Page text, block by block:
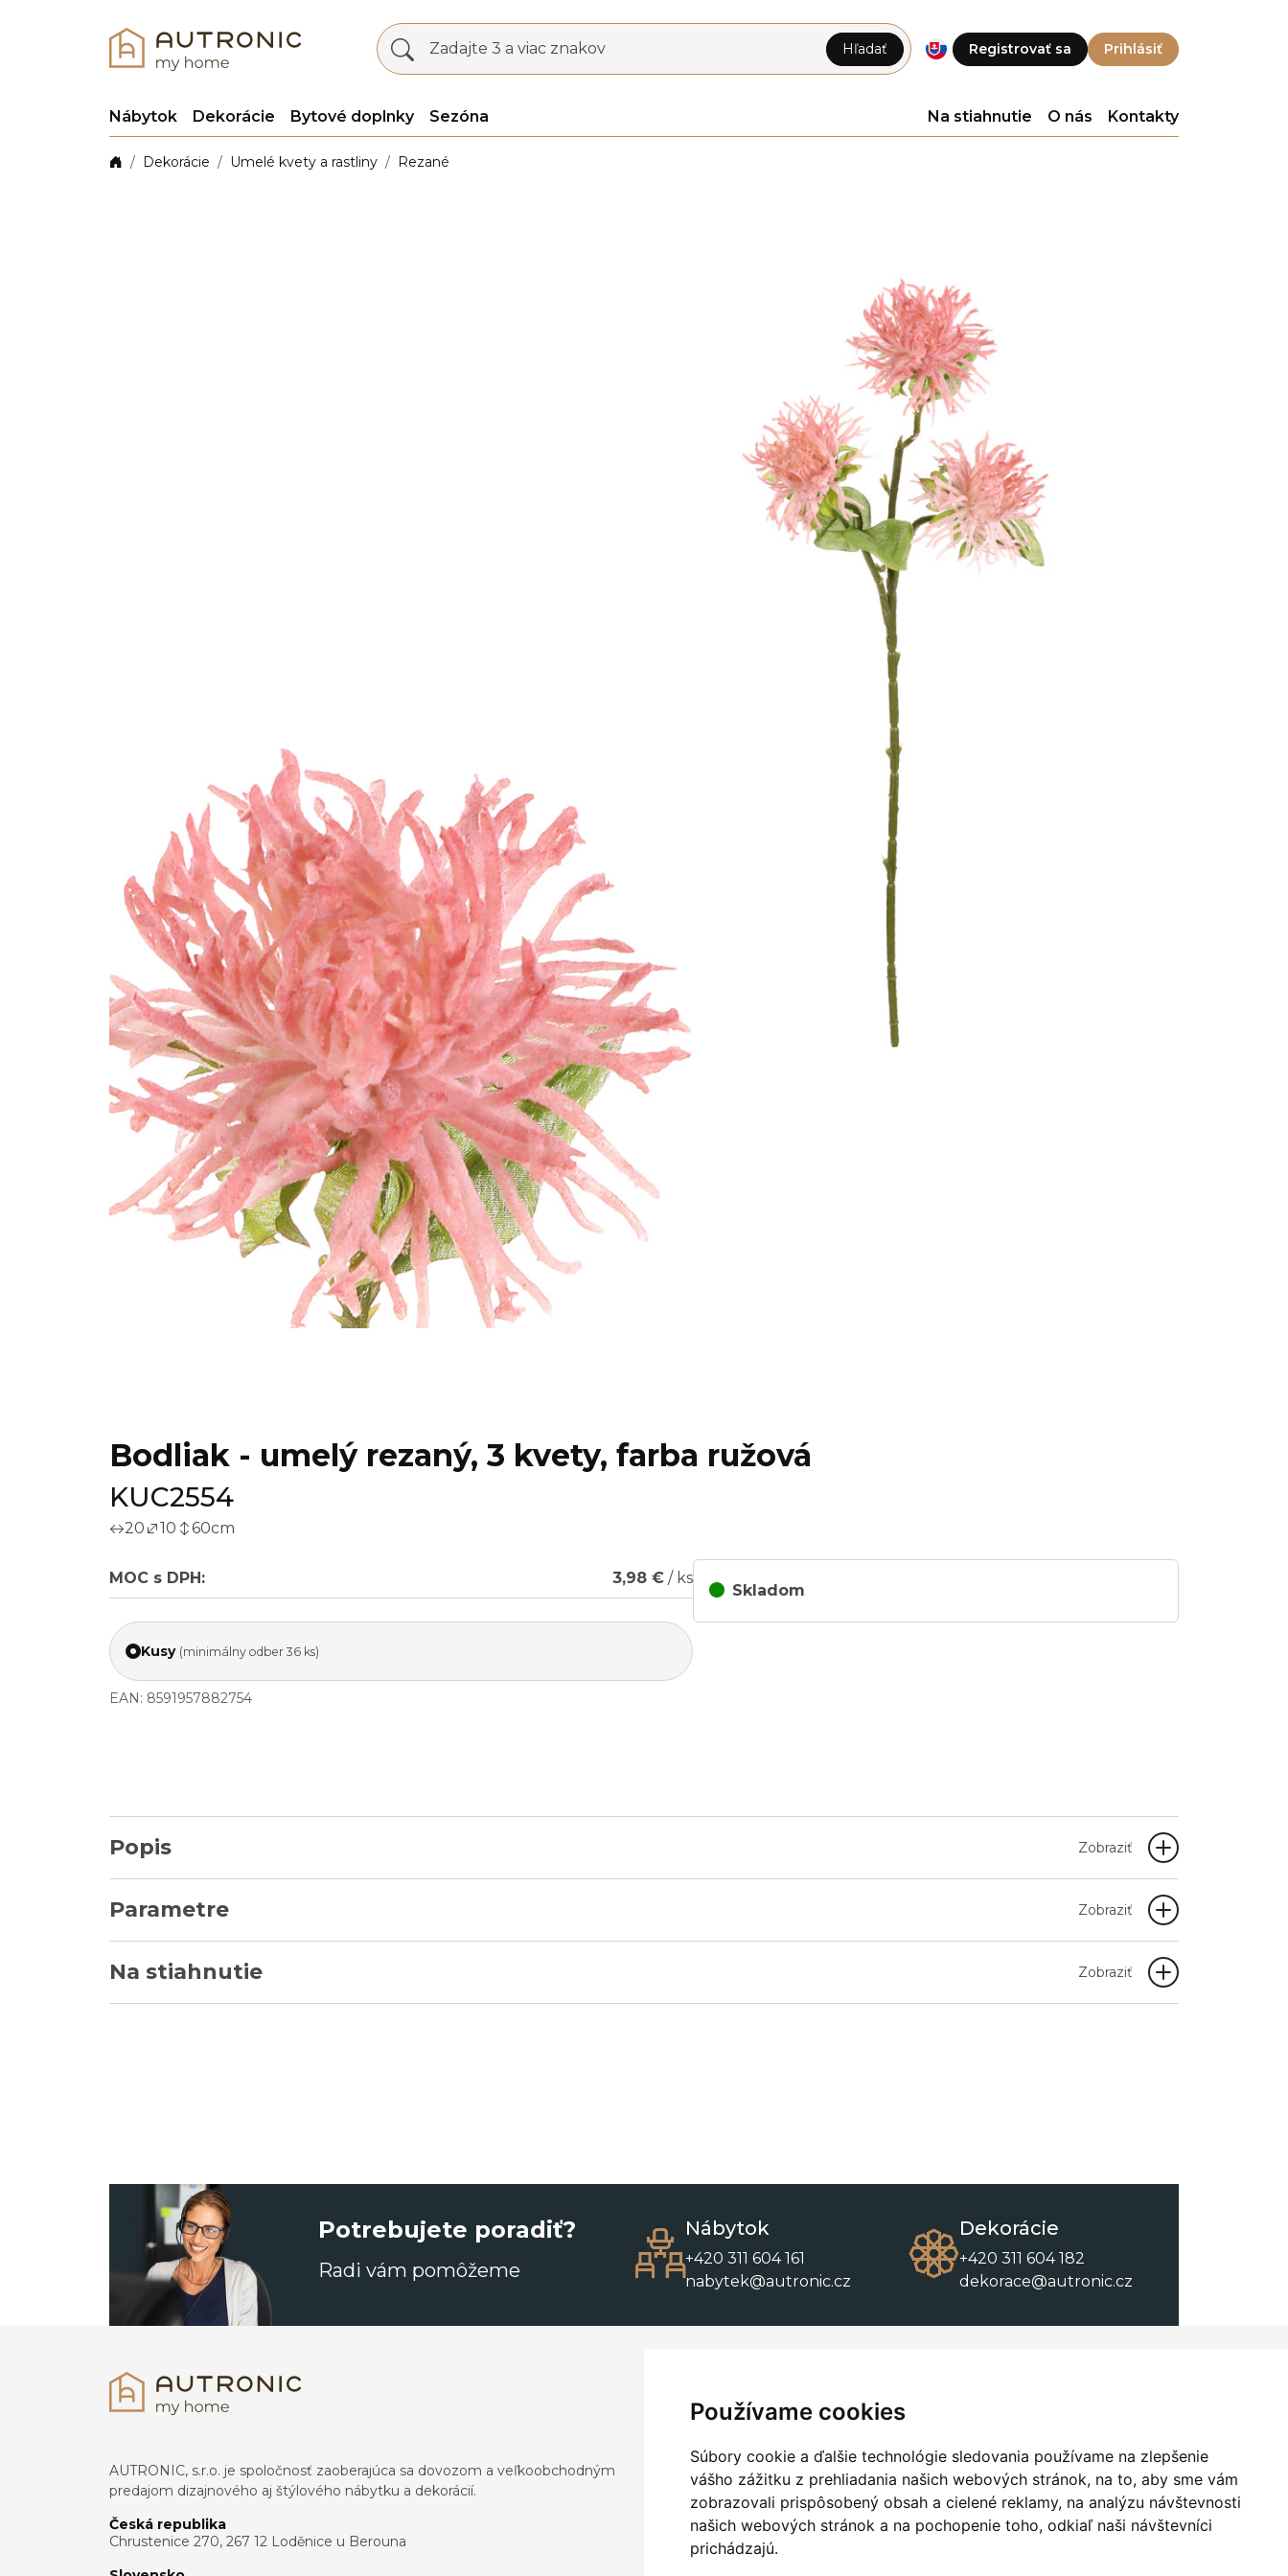
Používame cookies
Súbory cookie a ďalšie technológie sledovania používame na zlepšenie
vášho zážitku z prehliadania našich webových stránok, na to, aby sme vám
zobrazovali prispôsobený obsah a cielené reklamy, na analýzu návštevnosti
našich webových stránok a na pochopenie toho, odkiaľ naši návštevníci
prichádzajú.
Registrovať sa Prihlásiť
Zadajte 3 a viac znakov Hľadať
Nábytok Dekorácie Bytové doplnky Sezóna Na stiahnutie O nás Kontakty
Dekorácie Umelé kvety a rastliny Rezané
Bodliak - umelý rezaný, 3 kvety, farba ružová
KUC2554
20 10 60cm
MOC s DPH: 3,98 € / ks
Kusy (minimálny odber 36 ks)
EAN: 8591957882754
Skladom
Popis Zobraziť
Parametre Zobraziť
Na stiahnutie Zobraziť
Potrebujete poradiť?
Radi vám pomôžeme
Nábytok
+420 311 604 161
nabytek@autronic.cz
Dekorácie
+420 311 604 182
dekorace@autronic.cz
AUTRONIC, s.r.o. je spoločnosť zaoberajúca sa dovozom a veľkoobchodným
predajom dizajnového aj štýlového nábytku a dekorácií.
Česká republika
Chrustenice 270, 267 12 Loděnice u Berouna
Kontakty